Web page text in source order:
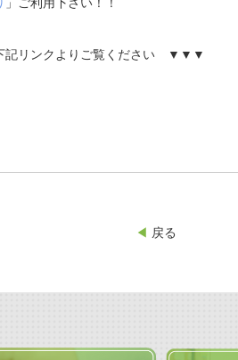
記リンクよりご覧ください ▼▼▼
◀︎ 戻る